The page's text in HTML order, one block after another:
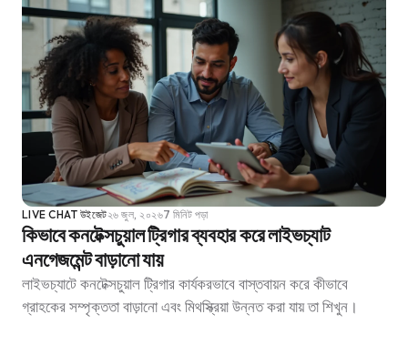
LIVE CHAT উইজেট২৬ জুল, ২০২৬7 মিনিট পড়া
কিভাবে কনটেক্সচুয়াল ট্রিগার ব্যবহার করে লাইভচ্যাট
এনগেজমেন্ট বাড়ানো যায়
লাইভচ্যাটে কনটেক্সচুয়াল ট্রিগার কার্যকরভাবে বাস্তবায়ন করে কীভাবে
গ্রাহকের সম্পৃক্ততা বাড়ানো এবং মিথস্ক্রিয়া উন্নত করা যায় তা শিখুন।